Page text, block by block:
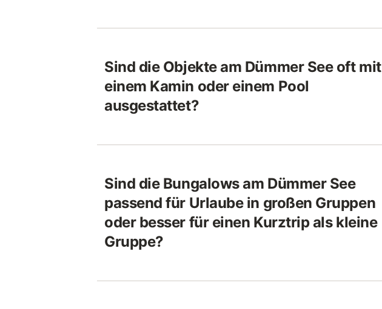
Sind die Objekte am Dümmer See oft mit
einem Kamin oder einem Pool
ausgestattet?
Sind die Bungalows am Dümmer See
passend für Urlaube in großen Gruppen
oder besser für einen Kurztrip als kleine
Gruppe?